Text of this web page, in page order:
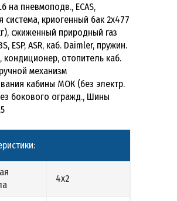
на пневмоподв., ECAS,
система, криогенный бак 2х477
сжиженный природный газ
ESP, ASR, каб. Daimler, пружин.
кондиционер, отопитель каб.
механизм
кабины МОК (без электр.
бокового огражд., Шины
4х2